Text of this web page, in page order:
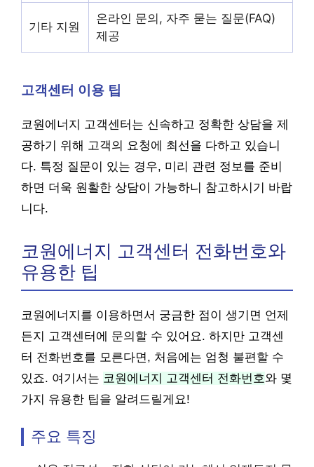
기타 지원
온라인 문의, 자주 묻는 질문(FAQ)
제공
고객센터 이용 팁
코원에너지 고객센터는 신속하고 정확한 상담을 제
공하기 위해 고객의 요청에 최선을 다하고 있습니
다. 특정 질문이 있는 경우, 미리 관련 정보를 준비
하면 더욱 원활한 상담이 가능하니 참고하시기 바랍
니다.
코원에너지 고객센터 전화번호와
유용한 팁
코원에너지를 이용하면서 궁금한 점이 생기면 언제
든지 고객센터에 문의할 수 있어요. 하지만 고객센
터 전화번호를 모른다면, 처음에는 엄청 불편할 수
있죠. 여기서는 코원에너지 고객센터 전화번호와 몇
가지 유용한 팁을 알려드릴게요!
주요 특징